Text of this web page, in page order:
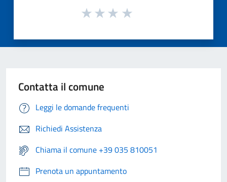
Contatta il comune
Leggi le domande frequenti
Richiedi Assistenza
Chiama il comune +39 035 810051
Prenota un appuntamento